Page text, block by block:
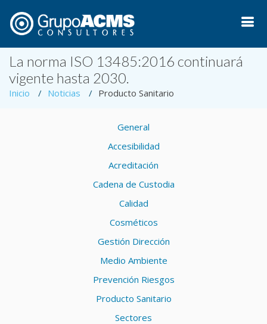
La norma ISO 13485:2016 continuará
vigente hasta 2030.
Inicio Noticias Producto Sanitario
General
Accesibilidad
Acreditación
Cadena de Custodia
Calidad
Cosméticos
Gestión Dirección
Medio Ambiente
Prevención Riesgos
Producto Sanitario
Sectores